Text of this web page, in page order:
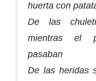
huerta con
De las
mientras el
pasaban
De las heridas